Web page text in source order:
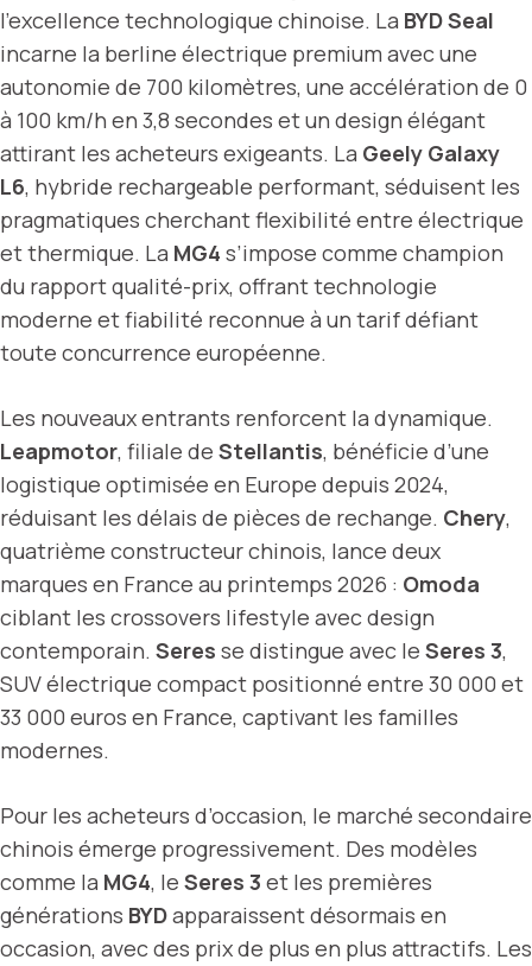
l’excellence technologique chinoise. La BYD Seal
incarne la berline électrique premium avec une
autonomie de 700 kilomètres, une accélération de 0
à 100 km/h en 3,8 secondes et un design élégant
attirant les acheteurs exigeants. La Geely Galaxy
L6, hybride rechargeable performant, séduisent les
pragmatiques cherchant flexibilité entre électrique
et thermique. La MG4 s’impose comme champion
du rapport qualité-prix, offrant technologie
moderne et fiabilité reconnue à un tarif défiant
toute concurrence européenne.
Les nouveaux entrants renforcent la dynamique.
Leapmotor, filiale de Stellantis, bénéficie d’une
logistique optimisée en Europe depuis 2024,
réduisant les délais de pièces de rechange. Chery,
quatrième constructeur chinois, lance deux
marques en France au printemps 2026 : Omoda
ciblant les crossovers lifestyle avec design
contemporain. Seres se distingue avec le Seres 3,
SUV électrique compact positionné entre 30 000 et
33 000 euros en France, captivant les familles
modernes.
Pour les acheteurs d’occasion, le marché secondaire
chinois émerge progressivement. Des modèles
comme la MG4, le Seres 3 et les premières
générations BYDapparaissent désormais en
occasion, avec des prix de plus en plus attractifs. Les